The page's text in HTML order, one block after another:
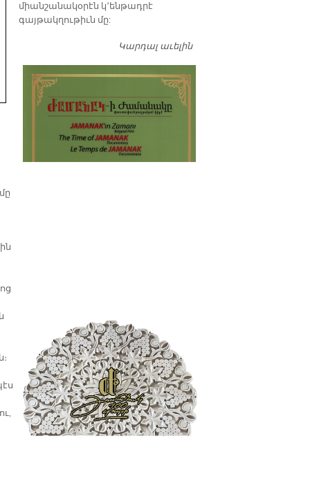
միանշանակօրէն կ՚ենթադրէ
գայթակղութիւն մը:
Կարդալ աւելինԴատել…